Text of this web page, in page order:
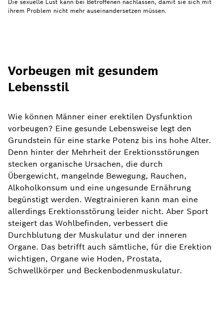
Die sexuelle Lust kann bei Betroffenen nachlassen, damit sie sich mit
ihrem Problem nicht mehr auseinandersetzen müssen.
Vorbeugen mit gesundem
Lebensstil
Wie können Männer einer erektilen Dysfunktion
vorbeugen? Eine gesunde Lebensweise legt den
Grundstein für eine starke Potenz bis ins hohe Alter.
Denn hinter der Mehrheit der Erektionsstörungen
stecken organische Ursachen, die durch
Übergewicht, mangelnde Bewegung, Rauchen,
Alkoholkonsum und eine ungesunde Ernährung
begünstigt werden. Wegtrainieren kann man eine
allerdings Erektionsstörung leider nicht. Aber Sport
steigert das Wohlbefinden, verbessert die
Durchblutung der Muskulatur und der inneren
Organe. Das betrifft auch sämtliche, für die Erektion
wichtigen, Organe wie Hoden, Prostata,
Schwellkörper und Beckenbodenmuskulatur.